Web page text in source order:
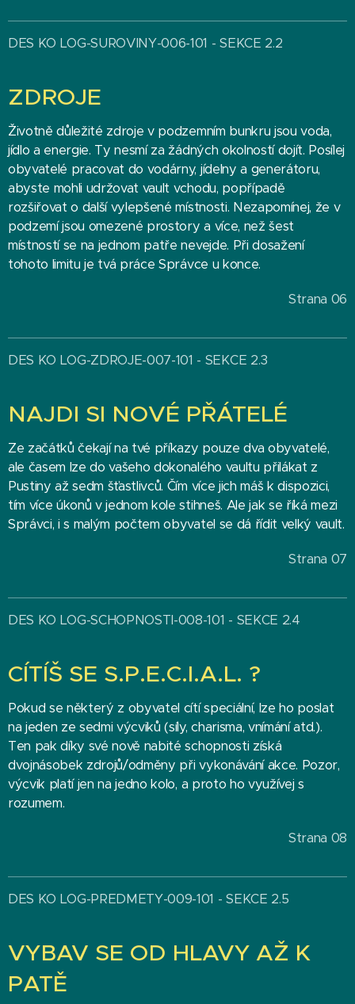
DES KO LOG-SUROVINY-006-101 - SEKCE 2.2
ZDROJE
Životně důležité zdroje v podzemním bunkru jsou voda,
jídlo a energie. Ty nesmí za žádných okolností dojít. Posílej
obyvatelé pracovat do vodárny, jídelny a generátoru,
abyste mohli udržovat vault vchodu, popřípadě
rozšiřovat o další vylepšené místnosti. Nezapomínej, že v
podzemí jsou omezené prostory a více, než šest
místností se na jednom patře nevejde. Při dosažení
tohoto limitu je tvá práce Správce u konce.
Strana 06
DES KO LOG-ZDROJE-007-101 - SEKCE 2.3
NAJDI SI NOVÉ PŘÁTELÉ
Ze začátků čekají na tvé příkazy pouze dva obyvatelé,
ale časem lze do vašeho dokonalého vaultu přilákat z
Pustiny až sedm šťastlivců. Čím více jich máš k dispozici,
tím více úkonů v jednom kole stihneš. Ale jak se říká mezi
Správci, i s malým počtem obyvatel se dá řídit velký vault.
Strana 07
DES KO LOG-SCHOPNOSTI-008-101 - SEKCE 2.4
CÍTÍŠ SE S.P.E.C.I.A.L. ?
Pokud se některý z obyvatel cítí speciální, lze ho poslat
na jeden ze sedmi výcviků (síly, charisma, vnímání atd.).
Ten pak díky své nově nabité schopnosti získá
dvojnásobek zdrojů/odměny při vykonávání akce. Pozor,
výcvik platí jen na jedno kolo, a proto ho využívej s
rozumem.
Strana 08
DES KO LOG-PREDMETY-009-101 - SEKCE 2.5
VYBAV SE OD HLAVY AŽ K
PATĚ